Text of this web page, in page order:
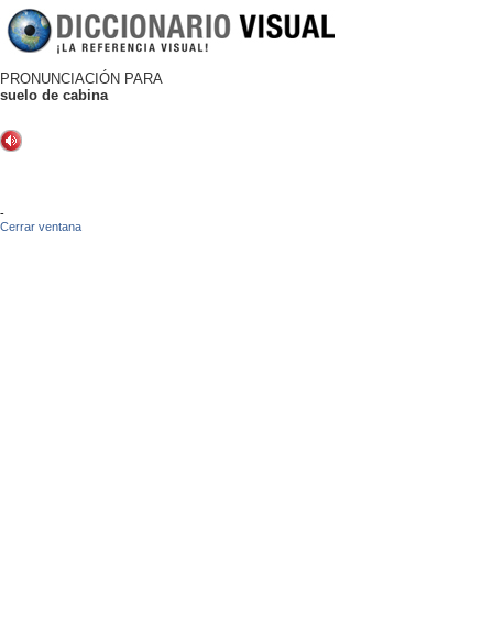
PRONUNCIACIÓN PARA
suelo de cabina
-
Cerrar ventana